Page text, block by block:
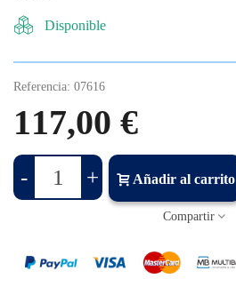
Disponible
Referencia: 07616
117,00 €
- + Añadir al carrito
Compartir